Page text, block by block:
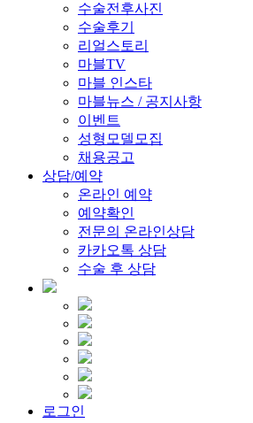
수술전후사진
수술후기
리얼스토리
마블TV
마블 인스타
마블뉴스 / 공지사항
이벤트
성형모델모집
채용공고
상담/예약
온라인 예약
예약확인
전문의 온라인상담
카카오톡 상담
수술 후 상담
로그인